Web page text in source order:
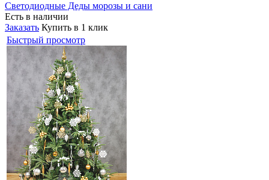
Светодиодные Деды морозы и сани
Есть в наличии
Заказать Купить в 1 клик
Быстрый просмотр